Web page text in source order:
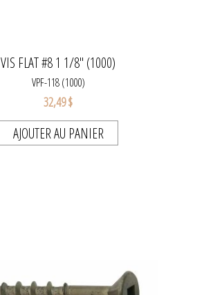
VIS FLAT #8 1 1/8" (1000)
VPF-118 (1000)
32,49 $
AJOUTER AU PANIER